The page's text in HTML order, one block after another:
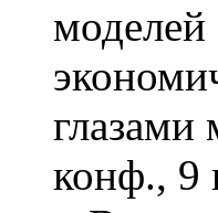
глазами
конф., 9